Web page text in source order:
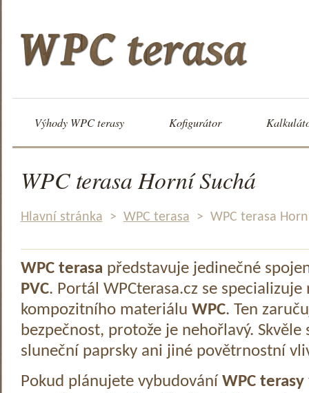
Výhody WPC terasy Kofigurátor
WPC terasa Horní Suchá
Hlavní stránka > WPC terasa > WPC terasa
WPC terasa představuje jedinečné
PVC. Portál WPCterasa.cz se specializuje
kompozitního materiálu WPC. Ten
bezpečnost, protože je nehořlavý.
sluneční paprsky ani jiné povětrnostní
Pokud plánujete vybudování WPC terasy